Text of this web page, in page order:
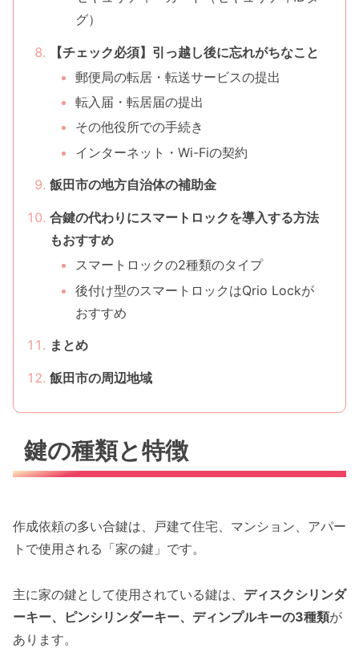
グ）
【チェック必須】引っ越し後に忘れがちなこと
郵便局の転居・転送サービスの提出
転入届・転居届の提出
その他役所での手続き
インターネット・Wi-Fiの契約
飯田市の地方自治体の補助金
合鍵の代わりにスマートロックを導入する方法
もおすすめ
スマートロックの2種類のタイプ
後付け型のスマートロックはQrio Lockが
おすすめ
まとめ
飯田市の周辺地域
鍵の種類と特徴
作成依頼の多い合鍵は、戸建て住宅、マンション、アパー
トで使用される「家の鍵」です。
主に家の鍵として使用されている鍵は、 ディスクシリンダ
ーキー、ピンシリンダーキー、ディンプルキーの3種類が
あります。